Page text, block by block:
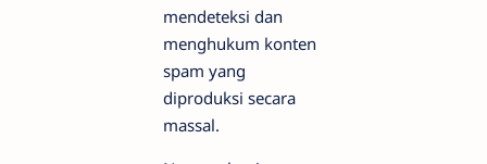
mendeteksi dan
menghukum konten
spam yang
diproduksi secara
massal.